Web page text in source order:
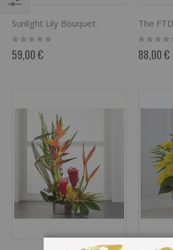
Sunlight Lily Bouquet
Rating:
0%
59,00 €
Rating:
0%
88,00 €